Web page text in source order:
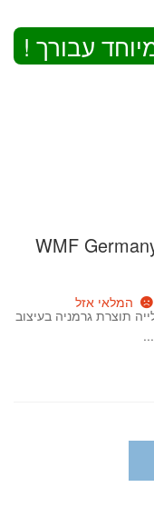
עבורך !
תוצרת גרמניה בעיצוב
המלאי אזל